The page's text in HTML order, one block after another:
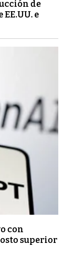
de
e
con
superior